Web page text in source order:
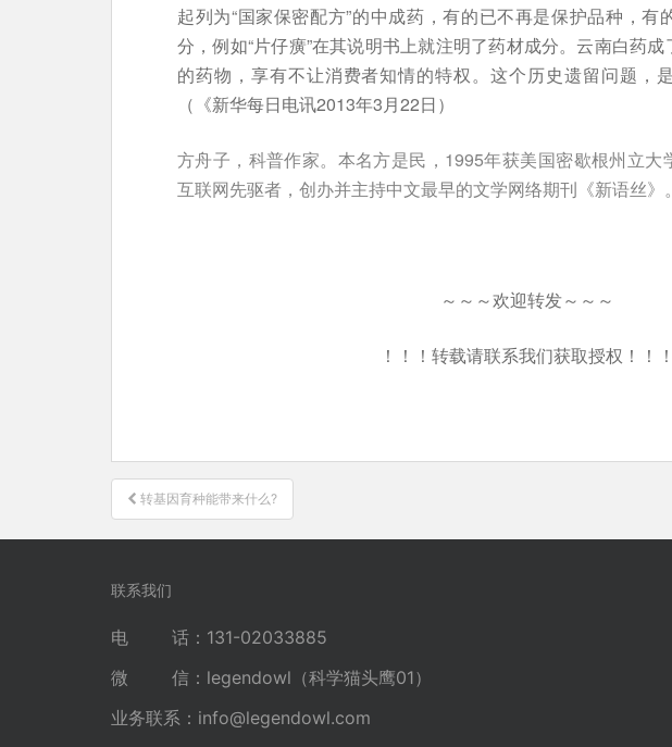
起列为“国家保密配方”的中成药，有的已不再是保护品种，有
分，例如“片仔癀”在其说明书上就注明了药材成分。云南白药
的药物，享有不让消费者知情的特权。这个历史遗留问题，
（《新华每日电讯2013年3月22日）
方舟子，科普作家。本名方是民，1995年获美国密歇根州立大
互联网先驱者，创办并主持中文最早的文学网络期刊《新语丝》。
～～～欢迎转发～～～
！！！转载请联系我们获取授权！！！
文
章
导
转基因育种能带来什么?
联系我们
电 话：131-02033885
微 信：legendowl（科学猫头鹰01）
业务联系： info@legendowl.com